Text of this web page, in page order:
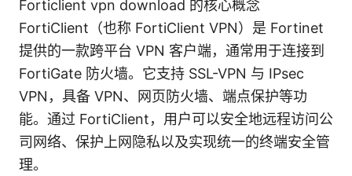
Forticlient vpn download 的核心概念
FortiClient（也称 FortiClient VPN）是 Fortinet
提供的一款跨平台 VPN 客户端，通常用于连接到
FortiGate 防火墙。它支持 SSL-VPN 与 IPsec
VPN，具备 VPN、网页防火墙、端点保护等功
能。通过 FortiClient，用户可以安全地远程访问公
司网络、保护上网隐私以及实现统一的终端安全管
理。